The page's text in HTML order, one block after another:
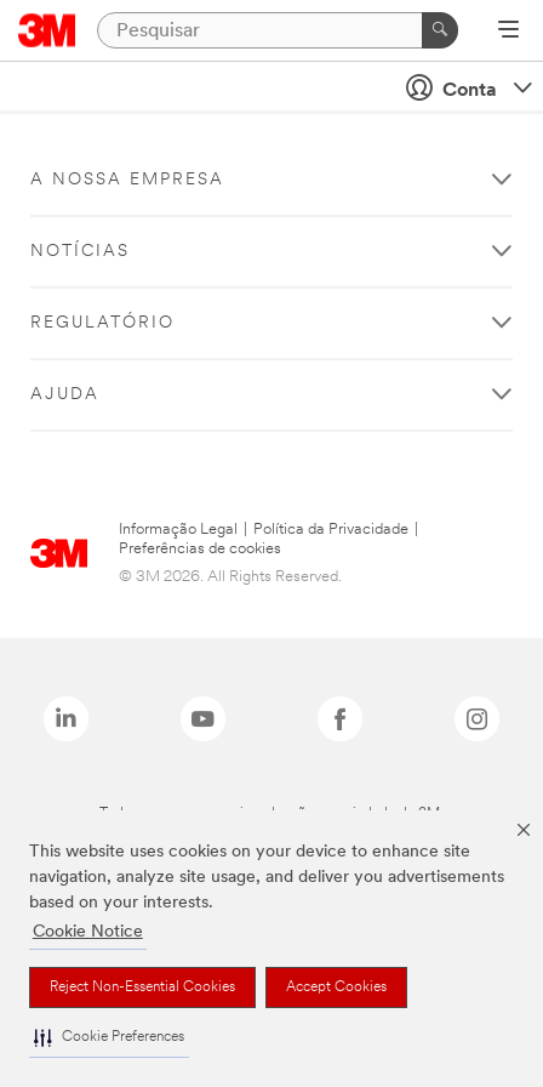
This website uses cookies on your device to enhance site
navigation, analyze site usage, and deliver you advertisements
based on your interests.
Cookie Notice
Reject Non-Essential Cookies Accept Cookies
Cookie Preferences
Conta
A NOSSA EMPRESA
NOTÍCIAS
REGULATÓRIO
AJUDA
Informação Legal Política da Privacidade
Preferências de cookies
© 3M 2026. All Rights Reserved.
Todas as marcas mencionadas são propriedade da 3M.